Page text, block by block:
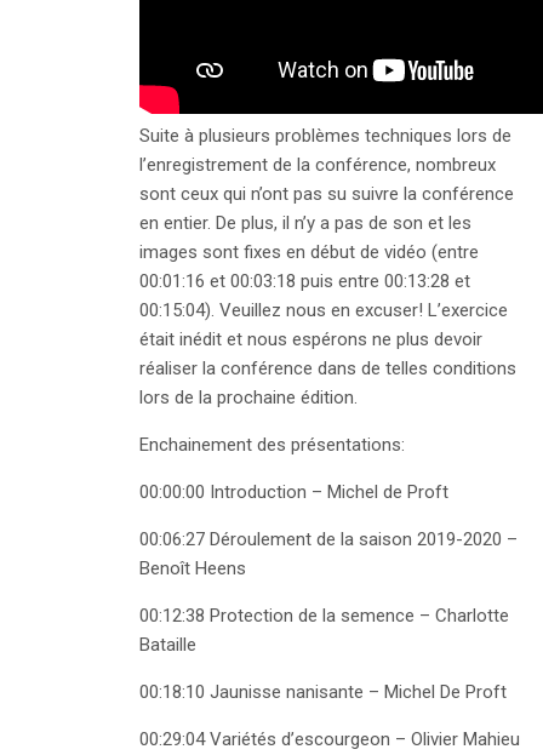
Suite à plusieurs problèmes techniques lors de
l’enregistrement de la conférence, nombreux
sont ceux qui n’ont pas su suivre la conférence
en entier. De plus, il n’y a pas de son et les
images sont fixes en début de vidéo (entre
00:01:16 et 00:03:18 puis entre 00:13:28 et
00:15:04). Veuillez nous en excuser! L’exercice
était inédit et nous espérons ne plus devoir
réaliser la conférence dans de telles conditions
lors de la prochaine édition.
Enchainement des présentations:
00:00:00 Introduction – Michel de Proft
00:06:27 Déroulement de la saison 2019-2020 –
Benoît Heens
00:12:38 Protection de la semence – Charlotte
Bataille
00:18:10 Jaunisse nanisante – Michel De Proft
00:29:04 Variétés d’escourgeon – Olivier Mahieu